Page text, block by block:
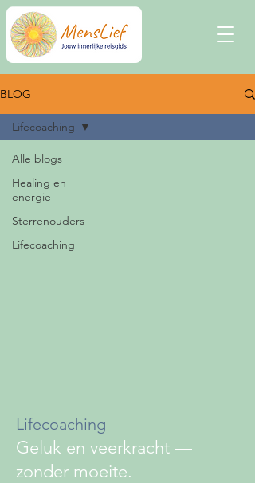
BLOG
Alle blogs
Healing en
energie
Sterrenouders
Lifecoaching
Lifecoaching
Lifecoaching
Geluk en veerkracht —
zonder moeite.